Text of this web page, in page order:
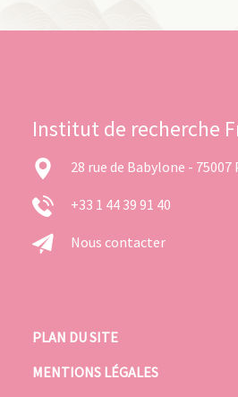
Institut de recherche
28 rue de Babylone - 75007
+33 1 44 39 91 40
Nous contacter
PLAN DU SITE
MENTIONS LÉGALES